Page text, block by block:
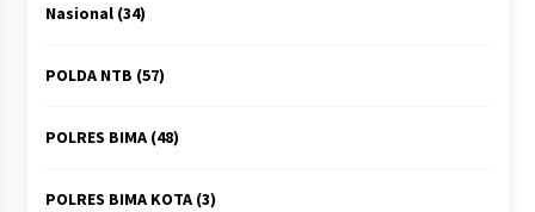
Nasional(34)
POLDA NTB (57)
POLRES BIMA(48)
POLRES BIMA KOTA(3)